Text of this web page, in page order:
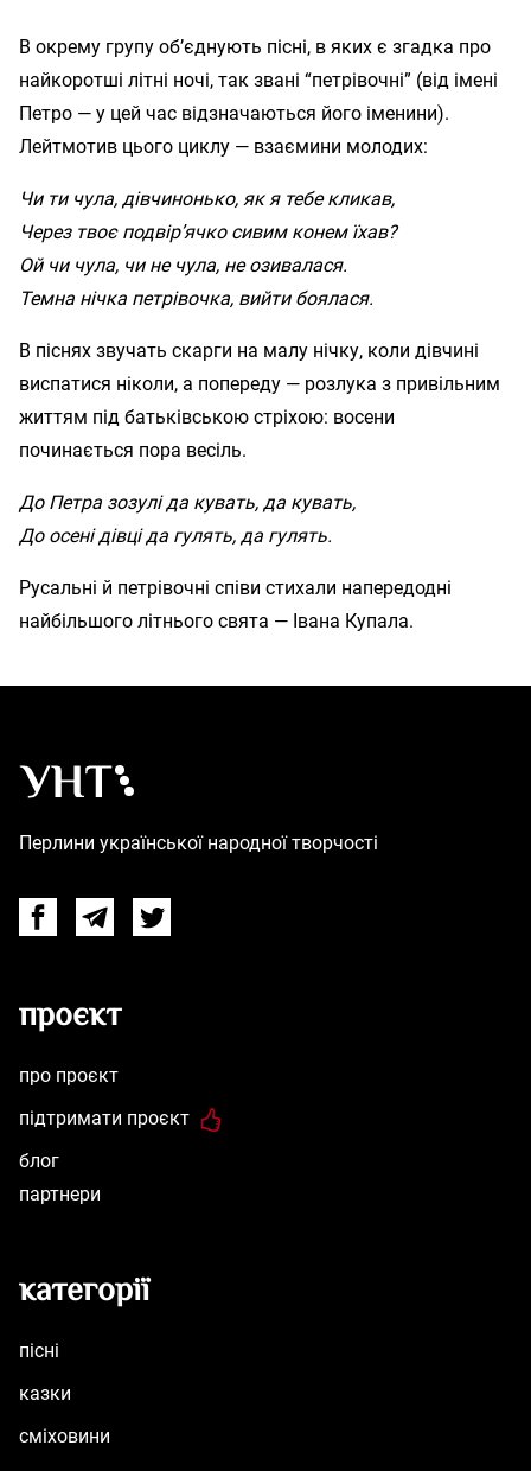
В окрему групу об’єднують пісні, в яких є згадка про
найкоротші літні ночі, так звані “петрівочні” (від імені
Петро — у цей час відзначаються його іменини).
Лейтмотив цього циклу — взаємини молодих:
Чи ти чула, дівчинонько, як я тебе кликав,
Через твоє подвір’ячко сивим конем їхав?
Ой чи чула, чи не чула, не озивалася.
Темна нічка петрівочка, вийти боялася.
В піснях звучать скарги на малу нічку, коли дівчині
виспатися ніколи, а попереду — розлука з привільним
життям під батьківською стріхою: восени
починається пора весіль.
До Петра зозулі да кувать, да кувать,
До осені дівці да гулять, да гулять.
Русальні й петрівочні співи стихали напередодні
найбільшого літнього свята — Івана Купала.
Перлини української народної творчості
FacebookTelegramTwitter
проєкт
про проєкт
підтримати проєкт
блог
партнери
категорії
пісні
казки
сміховини